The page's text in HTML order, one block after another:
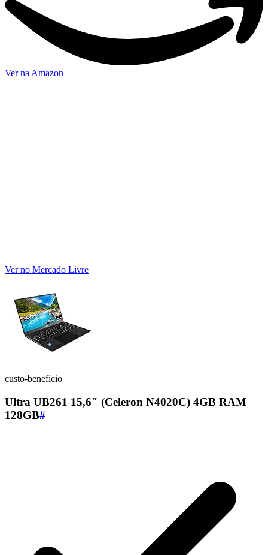
Ver na Amazon
Ver no Mercado Livre
custo-benefício
Ultra UB261 15,6″ (Celeron N4020C) 4GB RAM
128GB#